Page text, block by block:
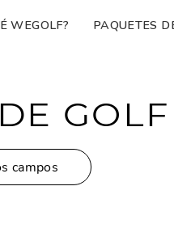
WEGOLF? PAQUETES
GOLF
campos